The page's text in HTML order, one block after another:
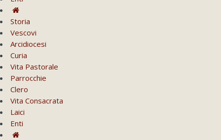
Storia
Vescovi
Arcidiocesi
Curia
Vita Pastorale
Parrocchie
Clero
Vita Consacrata
Laici
Enti